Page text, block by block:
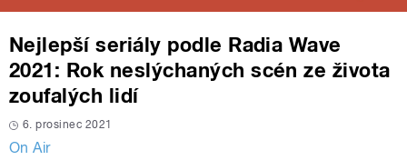
Nejlepší seriály podle Radia Wave
2021: Rok neslýchaných scén ze života
zoufalých lidí
6. prosinec 2021
On Air